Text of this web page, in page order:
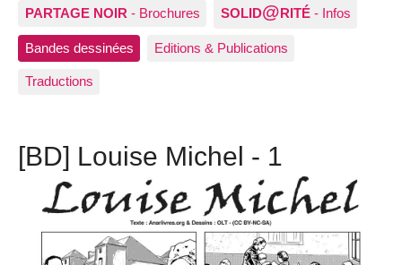
PARTAGE NOIR - Brochures SOLID@RITÉ - Infos
Bandes dessinées Editions & Publications
Traductions
[BD] Louise Michel - 1